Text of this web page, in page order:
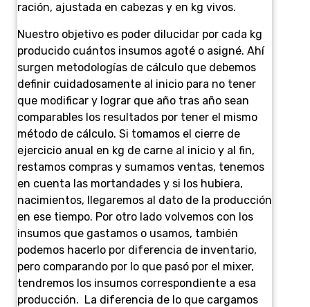
ración, ajustada en cabezas y en kg vivos.
Nuestro objetivo es poder dilucidar por cada kg
producido cuántos insumos agoté o asigné. Ahí
surgen metodologías de cálculo que debemos
definir cuidadosamente al inicio para no tener
que modificar y lograr que año tras año sean
comparables los resultados por tener el mismo
método de cálculo. Si tomamos el cierre de
ejercicio anual en kg de carne al inicio y al fin,
restamos compras y sumamos ventas, tenemos
en cuenta las mortandades y si los hubiera,
nacimientos, llegaremos al dato de la producción
en ese tiempo. Por otro lado volvemos con los
insumos que gastamos o usamos, también
podemos hacerlo por diferencia de inventario,
pero comparando por lo que pasó por el mixer,
tendremos los insumos correspondiente a esa
producción. La diferencia de lo que cargamos